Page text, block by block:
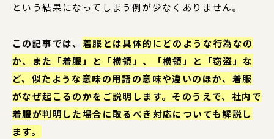
という結果になってしまう例が少なくありません。
この記事では、 着服とは具体的にどのような行為なの
か、また「着服」と「横領」、「横領」と「窃盗」な
ど、似たような意味の用語の意味や違いのほか、着服
がなぜ起こるのかをご説明します。そのうえで、社内で
着服が判明した場合に取るべき対応についても解説し
ます。